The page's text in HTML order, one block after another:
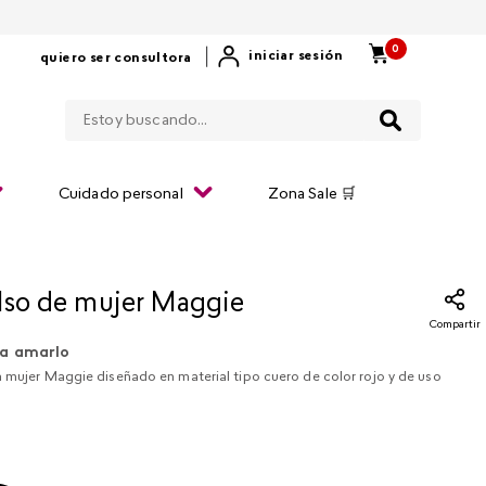
quiero ser consultora iniciar sesión
0
Cuidado personal Zona Sale 🛒
de mujer Maggie
Compartir
amarlo
mujer Maggie diseñado en material tipo cuero de color rojo y de uso